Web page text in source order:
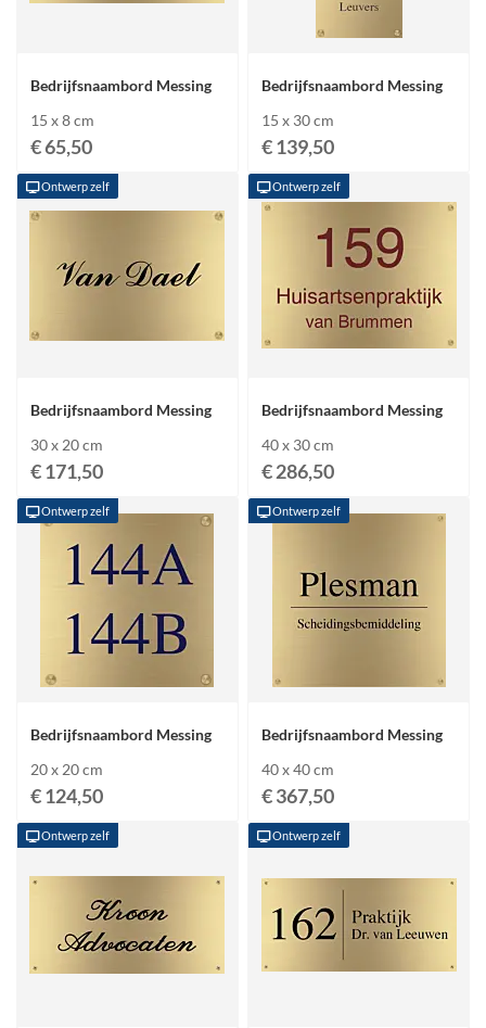
Bedrijfsnaambord Messing
15 x 8 cm
€ 65,50
Bedrijfsnaambord Messing
15 x 30 cm
€ 139,50
Ontwerp zelf
Bedrijfsnaambord Messing
30 x 20 cm
€ 171,50
Ontwerp zelf
Bedrijfsnaambord Messing
40 x 30 cm
€ 286,50
Ontwerp zelf
Bedrijfsnaambord Messing
20 x 20 cm
€ 124,50
Ontwerp zelf
Bedrijfsnaambord Messing
40 x 40 cm
€ 367,50
Ontwerp zelf Ontwerp zelf